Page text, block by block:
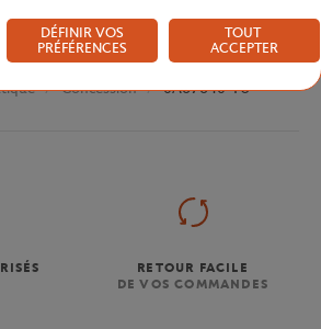
Concession 0A67640-TU
RETOUR FACILE
DE VOS COMMANDES
DÉFINIR VOS
PRÉFÉRENCES
TOUT
ACCEPTER